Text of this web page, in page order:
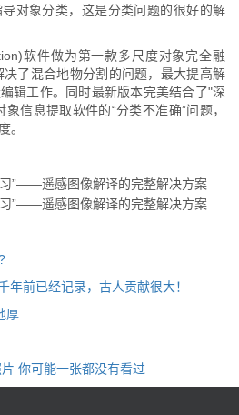
对象分类，这是分类问题的很好的解
软件做为第一款多尺度对象完全融
了混合地物分割的问题，最大提高解
辑工作。同时最新版本完美结合了"深
信息提取软件的“分类不准确”问题，
。
年前已经记录，古人贡献很大！
厚
你可能一张都没有看过